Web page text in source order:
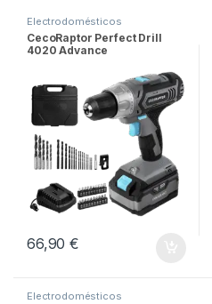
Electrodomésticos
CecoRaptor Perfect Drill
4020 Advance
66,90€
Electrodomésticos